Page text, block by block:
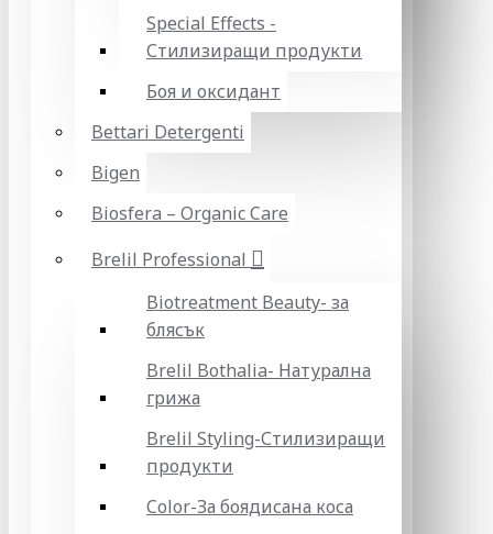
Special Effects -
Стилизиращи продукти
Боя и оксидант
Bettari Detergenti
Bigen
Biosfera – Organic Care
Brelil Professional
Biotreatment Beauty- за
блясък
Brelil Bothalia- Натурална
грижа
Brelil Styling-Стилизиращи
продукти
Color-За боядисана коса